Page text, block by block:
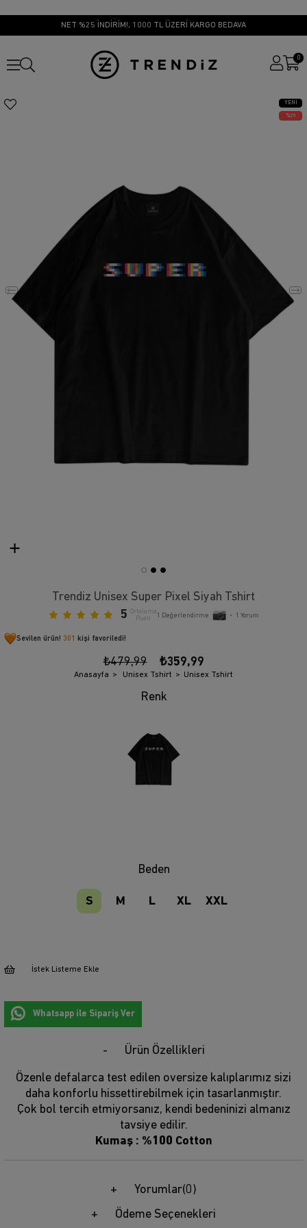
NET %25 İNDİRİM!, 1000 TL ÜZERİ KARGO BEDAVA
0
YENI
ÜRÜN
25
Trendiz Unisex Super Pixel Siyah Tshirt
5 Ortalama
Puan
1 Değerlendirme • 1 Yorum
Sevilen ürün! 301 kişi favoriledi!
₺479,99 ₺359,99
Anasayfa Unisex Tshirt Unisex Tshirt
Beden
S M L XL XXL
İstek Listeme Ekle
Whatsapp ile Sipariş Ver
Ürün Özellikleri
Özenle defalarca test edilen oversize kalıplarımız sizi
daha konforlu hissettirebilmek için tasarlanmıştır.
Çok bol tercih etmiyorsanız, kendi bedeninizi almanız
tavsiye edilir.
Kumaş : %100 Cotton
Yorumlar(0)
Ödeme Seçenekleri